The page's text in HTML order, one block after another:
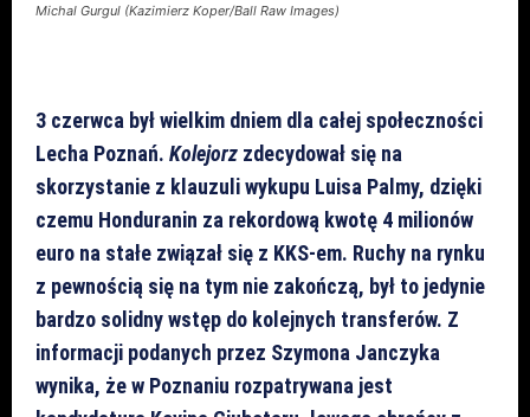
Michal Gurgul (Kazimierz Koper/Ball Raw Images)
3 czerwca był wielkim dniem dla całej społeczności
Lecha Poznań. Kolejorz zdecydował się na
skorzystanie z klauzuli wykupu Luisa Palmy, dzięki
czemu Honduranin za rekordową kwotę 4 milionów
euro na stałe związał się z KKS-em. Ruchy na rynku
z pewnością się na tym nie zakończą, był to jedynie
bardzo solidny wstęp do kolejnych transferów. Z
informacji podanych przez Szymona Janczyka
wynika, że w Poznaniu rozpatrywana jest